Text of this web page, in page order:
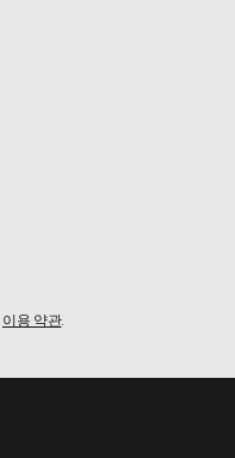
이용 약관.